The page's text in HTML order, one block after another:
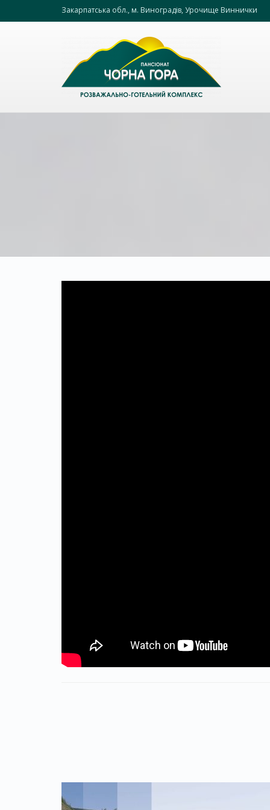
Закарпатська обл., м. Виноградів, Урочище Виннички